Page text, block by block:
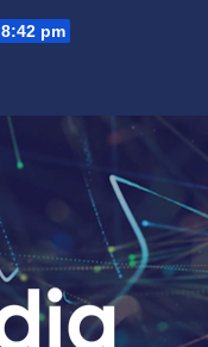
8:42 pm